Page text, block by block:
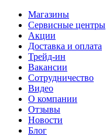
Магазины
Сервисные центры
Акции
Доставка и оплата
Трейд-ин
Вакансии
Сотрудничество
Видео
О компании
Отзывы
Новости
Блог